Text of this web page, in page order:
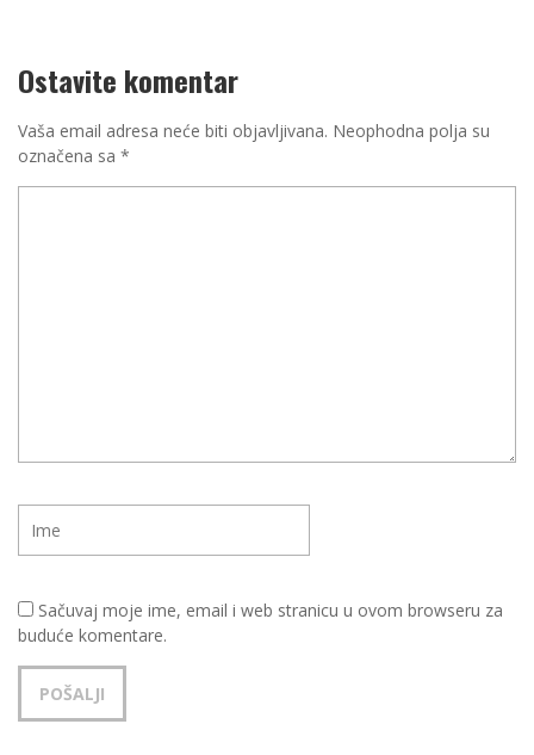
Ostavite komentar
Vaša email adresa neće biti objavljivana. Neophodna polja su
označena sa *
Sačuvaj moje ime, email i web stranicu u ovom browseru za
buduće komentare.